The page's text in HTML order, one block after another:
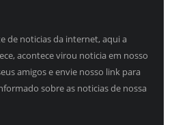
de noticias da internet, aqui a
acontece virou noticia em nosso
amigos e envie nosso link para
sobre as noticias de nossa